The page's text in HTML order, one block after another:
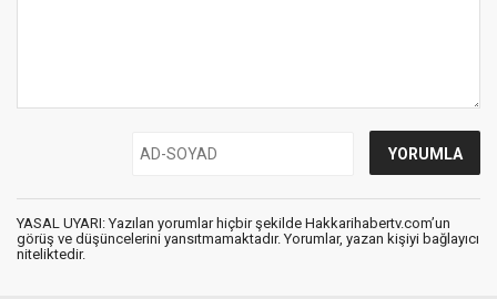
YASAL UYARI: Yazılan yorumlar hiçbir şekilde Hakkarihabertv.com’un
görüş ve düşüncelerini yansıtmamaktadır. Yorumlar, yazan kişiyi bağlayıcı
niteliktedir.